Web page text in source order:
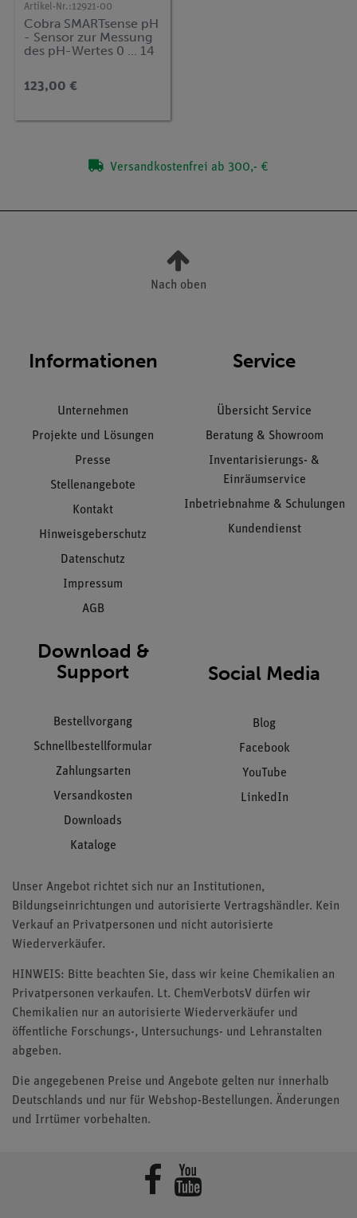
Artikel-Nr.:12921-00
Cobra SMARTsense pH
- Sensor zur Messung
des pH-Wertes 0 ... 14
123,00 €
Versandkostenfrei ab 300,- €
Nach oben
Informationen
Unternehmen
Projekte und Lösungen
Presse
Stellenangebote
Kontakt
Hinweisgeberschutz
Datenschutz
Impressum
AGB
Service
Übersicht Service
Beratung & Showroom
Inventarisierungs- &
Einräumservice
Inbetriebnahme & Schulungen
Kundendienst
Download &
Support
Bestellvorgang
Schnellbestellformular
Zahlungsarten
Versandkosten
Downloads
Kataloge
Social Media
Blog
Facebook
YouTube
LinkedIn
Unser Angebot richtet sich nur an Institutionen,
Bildungseinrichtungen und autorisierte Vertragshändler. Kein
Verkauf an Privatpersonen und nicht autorisierte
Wiederverkäufer.
HINWEIS: Bitte beachten Sie, dass wir keine Chemikalien an
Privatpersonen verkaufen. Lt. ChemVerbotsV dürfen wir
Chemikalien nur an autorisierte Wiederverkäufer und
öffentliche Forschungs-, Untersuchungs- und Lehranstalten
abgeben.
Die angegebenen Preise und Angebote gelten nur innerhalb
Deutschlands und nur für Webshop-Bestellungen. Änderungen
und Irrtümer vorbehalten.